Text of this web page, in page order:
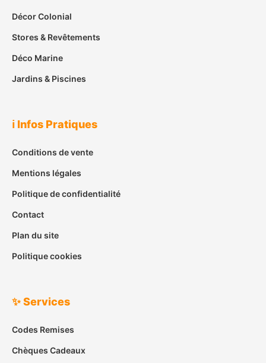
Décor Colonial
Stores & Revêtements
Déco Marine
Jardins & Piscines
ℹ️ Infos Pratiques
Conditions de vente
Mentions légales
Politique de confidentialité
Contact
Plan du site
Politique cookies
✨ Services
Codes Remises
Chèques Cadeaux